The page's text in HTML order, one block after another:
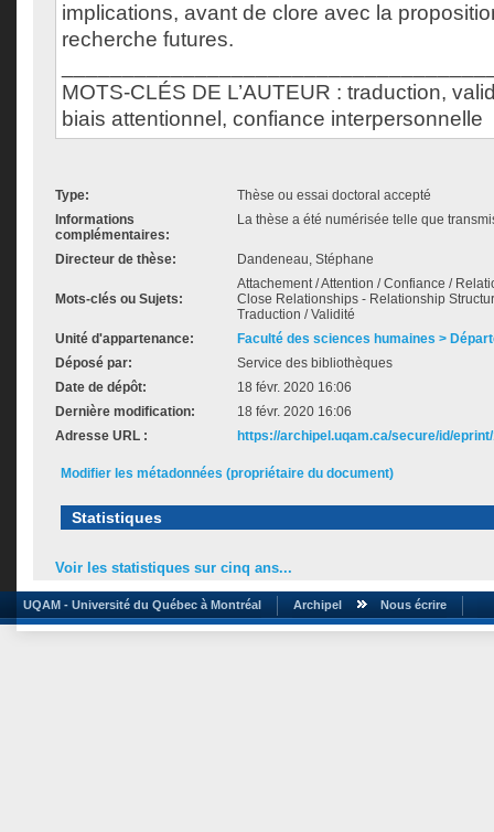
implications, avant de clore avec la
recherche futures.
MOTS-CLÉS DE L’AUTEUR : traduction,
biais attentionnel, confiance interpersonnelle
Type:
Thèse ou essai doctoral accepté
Informations
complémentaires:
La thèse a été numérisée telle que
Directeur de thèse: Dandeneau, Stéphane
Mots-clés ou Sujets:
Attachement / Attention / Confiance /
Close Relationships - Relationship
Traduction / Validité
Unité d'appartenance:
Faculté des sciences humaines >
Déposé par:
Service des bibliothèques
Date de dépôt:
18 févr. 2020 16:06
Dernière modification:
18 févr. 2020 16:06
Adresse URL :
https://archipel.uqam.ca/secure/id/
Modifier les métadonnées (propriétaire du document)
Statistiques
Voir les statistiques sur cinq ans...
UQAM - Université du Québec à Montréal Archipel Nous écrire